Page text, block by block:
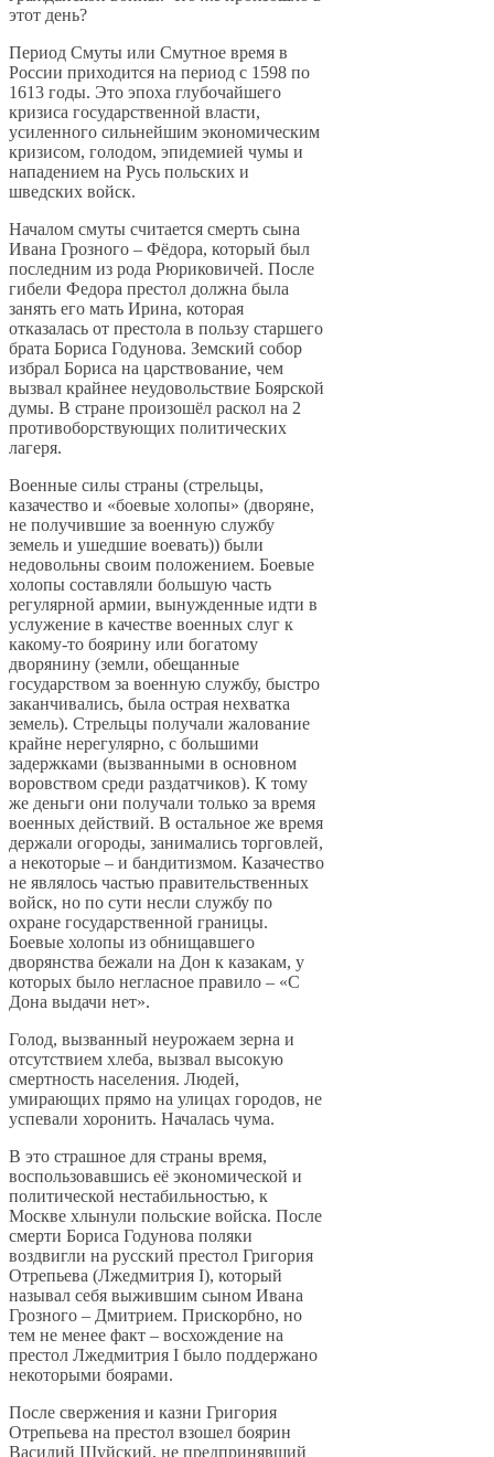
этот день?
Период Смуты или Смутное время в
России приходится на период с 1598 по
1613 годы. Это эпоха глубочайшего
кризиса государственной власти,
усиленного сильнейшим экономическим
кризисом, голодом, эпидемией чумы и
нападением на Русь польских и
шведских войск.
Началом смуты считается смерть сына
Ивана Грозного – Фёдора, который был
последним из рода Рюриковичей. После
гибели Федора престол должна была
занять его мать Ирина, которая
отказалась от престола в пользу старшего
брата Бориса Годунова. Земский собор
избрал Бориса на царствование, чем
вызвал крайнее неудовольствие Боярской
думы. В стране произошёл раскол на 2
противоборствующих политических
лагеря.
Военные силы страны (стрельцы,
казачество и «боевые холопы» (дворяне,
не получившие за военную службу
земель и ушедшие воевать)) были
недовольны своим положением. Боевые
холопы составляли большую часть
регулярной армии, вынужденные идти в
услужение в качестве военных слуг к
какому-то боярину или богатому
дворянину (земли, обещанные
государством за военную службу, быстро
заканчивались, была острая нехватка
земель). Стрельцы получали жалование
крайне нерегулярно, с большими
задержками (вызванными в основном
воровством среди раздатчиков). К тому
же деньги они получали только за время
военных действий. В остальное же время
держали огороды, занимались торговлей,
а некоторые – и бандитизмом. Казачество
не являлось частью правительственных
войск, но по сути несли службу по
охране государственной границы.
Боевые холопы из обнищавшего
дворянства бежали на Дон к казакам, у
которых было негласное правило – «С
Дона выдачи нет».
Голод, вызванный неурожаем зерна и
отсутствием хлеба, вызвал высокую
смертность населения. Людей,
умирающих прямо на улицах городов, не
успевали хоронить. Началась чума.
В это страшное для страны время,
воспользовавшись её экономической и
политической нестабильностью, к
Москве хлынули польские войска. После
смерти Бориса Годунова поляки
воздвигли на русский престол Григория
Отрепьева (Лжедмитрия I), который
называл себя выжившим сыном Ивана
Грозного – Дмитрием. Прискорбно, но
тем не менее факт – восхождение на
престол Лжедмитрия I было поддержано
некоторыми боярами.
После свержения и казни Григория
Отрепьева на престол взошел боярин
Василий Шуйский, не предпринявший